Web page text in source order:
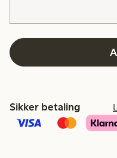
Sikker betaling